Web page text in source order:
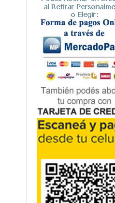
Nefrología
Neonatología / Pediatría
Neumología
Neuroanatomía / Neurociencia
Neurocirugía
Neurología
Nutrición
Odontología
Oftalmología
Oncología / Cuidados Paliativos
Ortopedía / Traumatología
Osteopatía
Otorrinolaringología
Podología
Psicología
Psiquiatría
Química